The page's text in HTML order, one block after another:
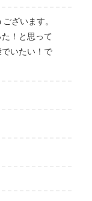
ざいます。
！と思って
いたい！で